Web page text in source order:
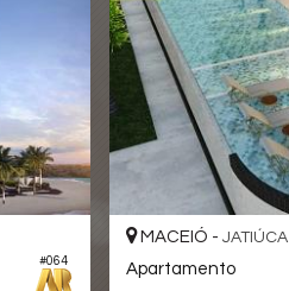
#064
MACEIÓ - JATIÚCA
Apartamento